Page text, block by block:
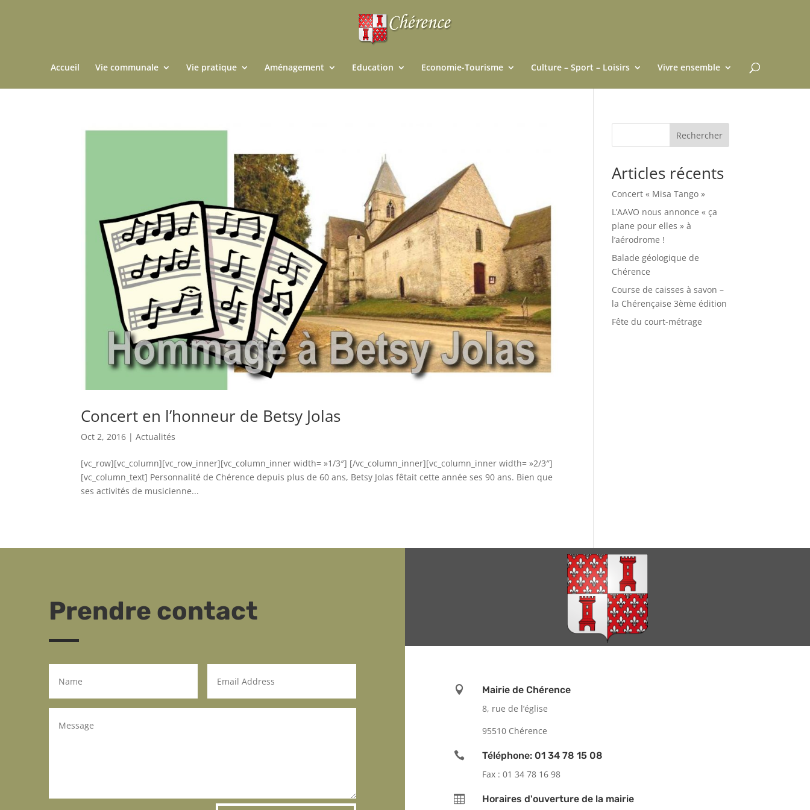
Accueil Vie communale Vie pratique Aménagement Education Economie-Tourisme Culture – Sport – Loisirs Vivre ensemble
Concert en l’honneur de Betsy Jolas
Oct 2, 2016 |Actualités
[vc_row][vc_column][vc_row_inner][vc_column_inner width= »1/3″] [/vc_column_inner][vc_column_inner width= »2/3″]
[vc_column_text] Personnalité de Chérence depuis plus de 60 ans, Betsy Jolas fêtait cette année ses 90 ans. Bien que
ses activités de musicienne...
Rechercher
Articles récents
Concert « Misa Tango »
L’AAVO nous annonce « ça
plane pour elles » à
l’aérodrome !
Balade géologique de
Chérence
Course de caisses à savon –
la Chérençaise 3ème édition
Fête du court-métrage
Prendre contact

Mairie de Chérence
8, rue de l’église
95510 Chérence

Téléphone: 01 34 78 15 08
Fax : 01 34 78 16 98
 Horaires d'ouverture de la mairie